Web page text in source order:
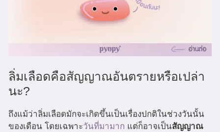
ลิ่มเลือดคือสัญญาณอันตรายหรือเปล่า
นะ?
ถึงแม้ว่าลิ่มเลือดมักจะเกิดขึ้นเป็นเรื่องปกติในช่วงวันนั้น
ของเดือน โดยเฉพาะวันที่มามาก แต่ก็อาจเป็นสัญญาณ